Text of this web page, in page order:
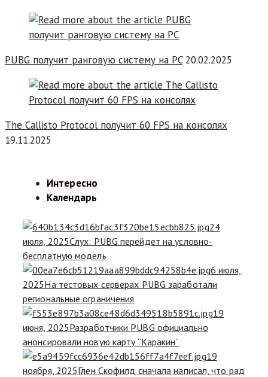
PUBG получит ранговую систему на PC 20.02.2025
The Callisto Protocol получит 60 FPS на консолях
19.11.2025
Интересно
Календарь
24
июля, 2025Слух: PUBG перейдет на условно-
бесплатную модель
6 июля,
2025На тестовых серверах PUBG заработали
региональные ограничения
19
июня, 2025Разработчики PUBG официально
анонсировали новую карту “Каракин”
19
ноября, 2025Глен Скофилд сначала написал, что рад